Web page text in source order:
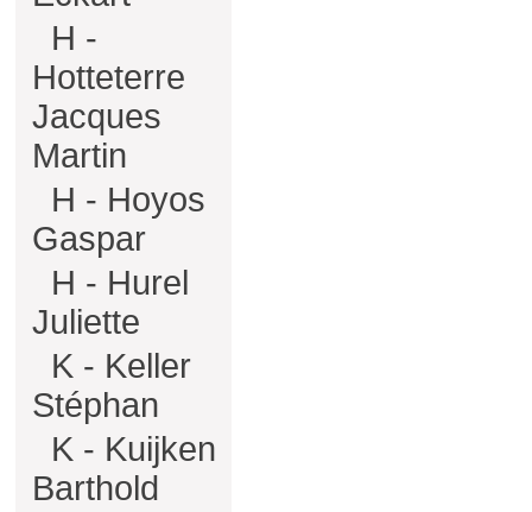
H -
Hotteterre
Jacques
Martin
H - Hoyos
Gaspar
H - Hurel
Juliette
K - Keller
Stéphan
K - Kuijken
Barthold